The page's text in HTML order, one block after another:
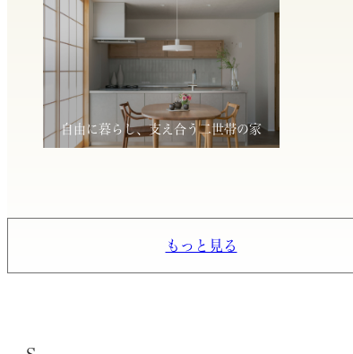
自由に暮らし、支え合う二世帯の家
もっと見る